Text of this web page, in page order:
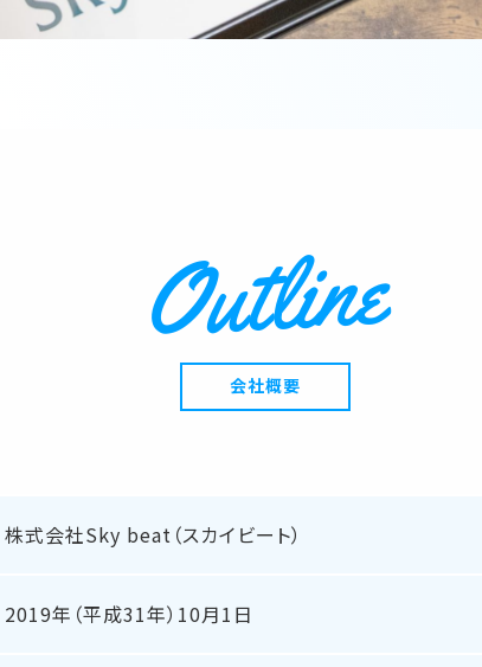
Outline
会社概要
株式会社Sky beat（スカイビート）
2019年（平成31年）10月1日